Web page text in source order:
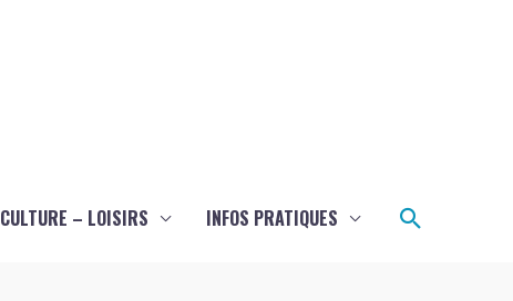
CULTURE – LOISIRS INFOS PRATIQUES